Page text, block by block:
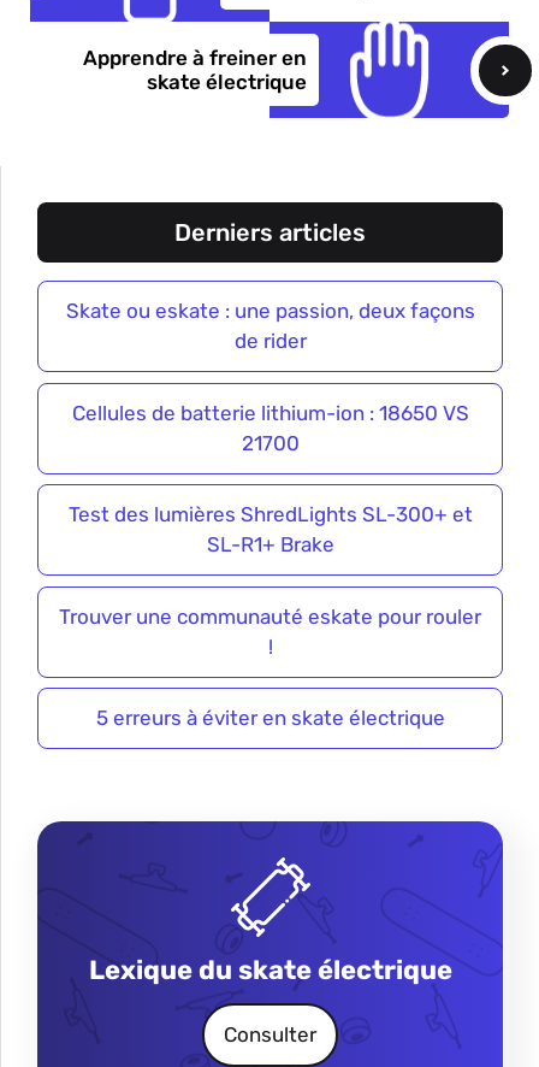
Apprendre à freiner en
skate électrique
Derniers articles
Skate ou eskate : une passion, deux façons
de rider
Cellules de batterie lithium-ion : 18650 VS
21700
Test des lumières ShredLights SL-300+ et
SL-R1+ Brake
Trouver une communauté eskate pour rouler
!
5 erreurs à éviter en skate électrique
Lexique du skate électrique
Consulter